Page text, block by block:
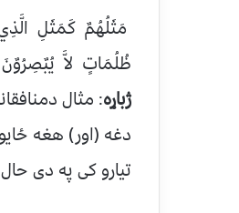
مَثَلُهُمٌ كَمَثَلِ
ظُلُمَاتٍ لاَّ يُبٌصِرُوٌنَ (
ژباړه: مثال
دغه (اور) هغه
تیارو کی په دی